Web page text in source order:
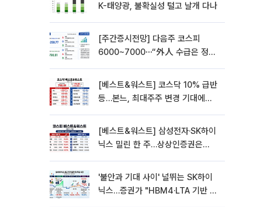
K-태양광, 불확실성 털고 날개 다나
[주간증시전망] 다음주 코스피
6000~7000⋯“外人 수급은 정책
[베스트&워스트] 코스닥 10% 급반
등…본느, 최대주주 변경 기대에
[베스트&워스트] 삼성전자·SK하이
닉스 밀린 한 주…상상인증권은
'불안과 기대 사이' 널뛰는 SK하이
닉스…증권가 "HBM4·LTA 기반 펀